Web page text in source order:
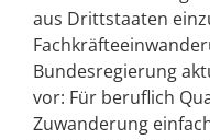
aus Drittstaaten
Bundesregierung
vor: Für beruflich
Zuwanderung